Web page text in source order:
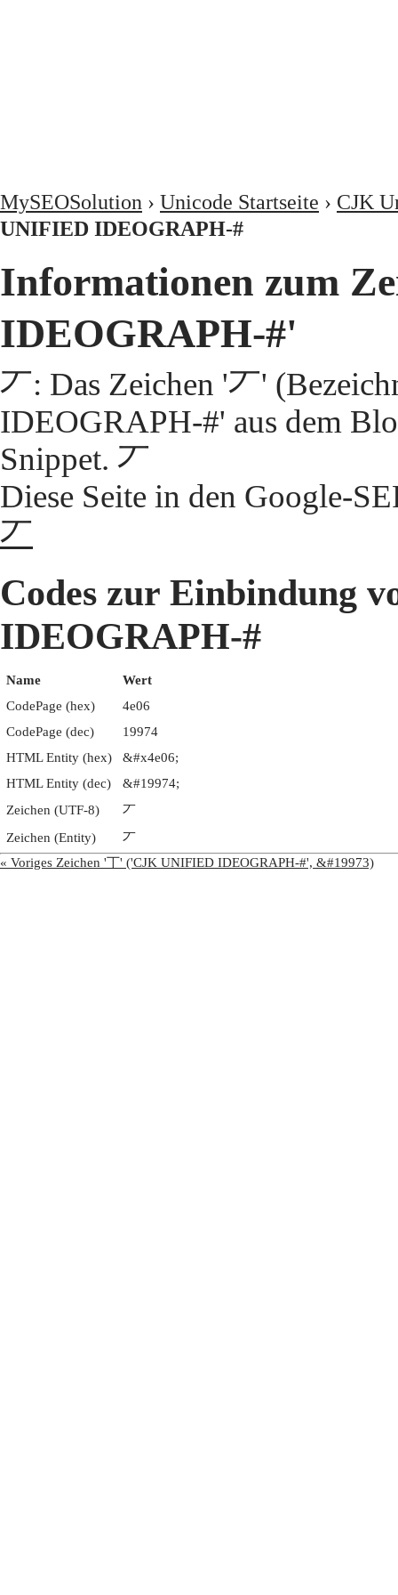
MySEOSolution › Unicode Startseite › CJK
UNIFIED IDEOGRAPH-#
Informationen zum
IDEOGRAPH-#'
丆: Das Zeichen '丆'
IDEOGRAPH-#' aus dem
Snippet. 丆
Diese Seite in den Google-
丆
Codes zur Einbindung
IDEOGRAPH-#
Name
Wert
CodePage (hex)
4e06
CodePage (dec)
19974
HTML Entity (hex)
&#x4e06;
HTML Entity (dec)
&#19974;
Zeichen (UTF-8)
丆
Zeichen (Entity)
丆
« Voriges Zeichen '丅' ('CJK UNIFIED IDEOGRAPH-#', &#19973)